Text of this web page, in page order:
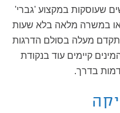
שעוסקות במקצוע 'גברי'
במשרה מלאה בלא שעות
מעלה בסולם הדרגות
קיימים עוד בנקודת
בדרך.